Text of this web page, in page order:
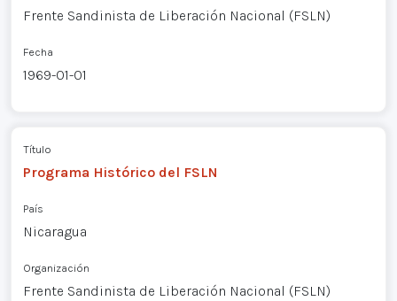
Frente Sandinista de Liberación Nacional (FSLN)
Fecha
1969-01-01
Título
Programa Histórico del FSLN
País
Nicaragua
Organización
Frente Sandinista de Liberación Nacional (FSLN)